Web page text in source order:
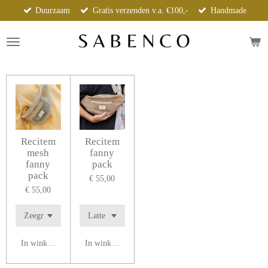
direct
naar
de
Duurzaam Gratis verzenden v.a. €100,- Handmade
Recitem
mesh
fanny
pack
€ 55,00
In winkelwagen
Recitem
fanny
pack
€ 55,00
In winkelwagen